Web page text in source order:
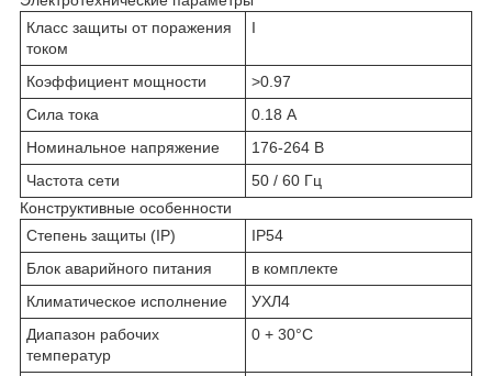
Класс защиты от поражения
током
I
Коэффициент мощности
>0.97
Сила тока
0.18 А
Номинальное напряжение
176-264 В
Частота сети
50 / 60 Гц
Конструктивные особенности
Степень защиты (IP)
IP54
Блок аварийного питания
в комплекте
Климатическое исполнение
УХЛ4
Диапазон рабочих
температур
0 + 30°C